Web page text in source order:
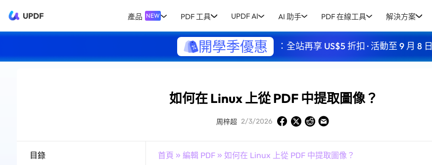
UPDF 產品 NEW PDF 工具 UPDF AI AI 助手 PDF 在線工具 解決方案
開學季優惠 ：全站再享 US$5 折扣 · 活動至 9 月 8 日
如何在 Linux 上從 PDF 中提取圖像？
周梓超 2/3/2026
目錄 首頁 » 編輯 PDF» 如何在 Linux 上從 PDF 中提取圖像？